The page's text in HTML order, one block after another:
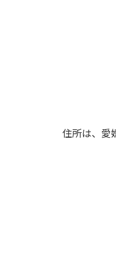
住所は、愛